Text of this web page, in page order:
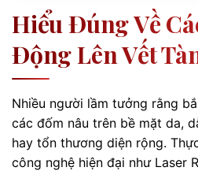
Hiểu Đúng Về
Động Lên Vết
Nhiều người lầm tưởng rằng
các đốm nâu trên bề mặt da,
hay tổn thương diện rộng.
công nghệ hiện đại như Laser